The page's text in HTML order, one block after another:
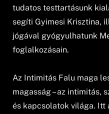
tudatos testtartásunk
segíti Gyimesi Krisztina,
jógával gyógyulhatunk
foglalkozásain.
Az Intimitás Falu maga
magasság – az intimitás,
és kapcsolatok világa. Itt